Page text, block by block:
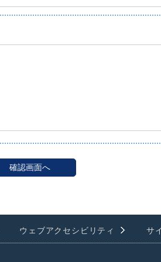
ウェブアクセシビリティ サ